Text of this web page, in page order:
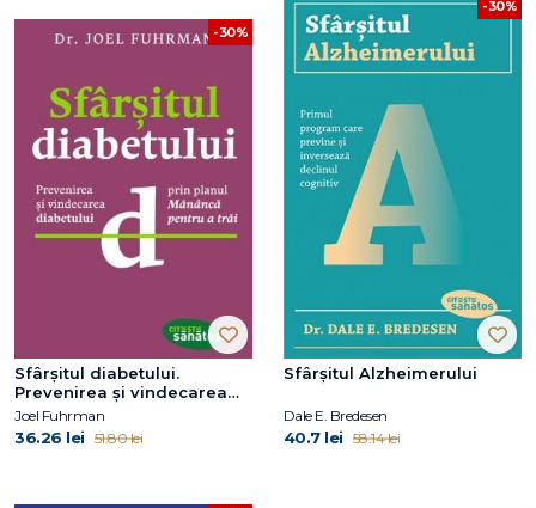
-30%
Sfârşitul diabetului.
Prevenirea şi vindecarea
diabetului prin planul
Joel Fuhrman
36.26 lei 51.80 lei
-30%
Sfârșitul Alzheimerului
Dale E. Bredesen
40.7 lei 58.14 lei